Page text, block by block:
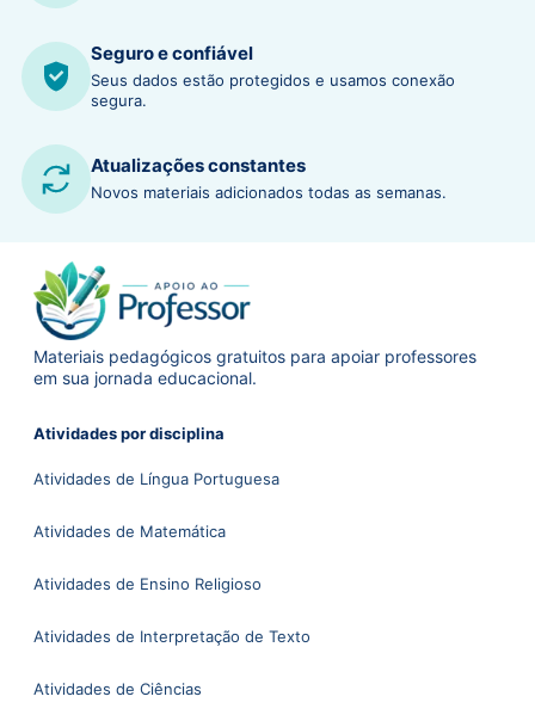
Seguro e confiável
Seus dados estão protegidos e usamos conexão
segura.
Atualizações constantes
Novos materiais adicionados todas as semanas.
Materiais pedagógicos gratuitos para apoiar professores
em sua jornada educacional.
Atividades por disciplina
Atividades de Língua Portuguesa
Atividades de Matemática
Atividades de Ensino Religioso
Atividades de Interpretação de Texto
Atividades de Ciências